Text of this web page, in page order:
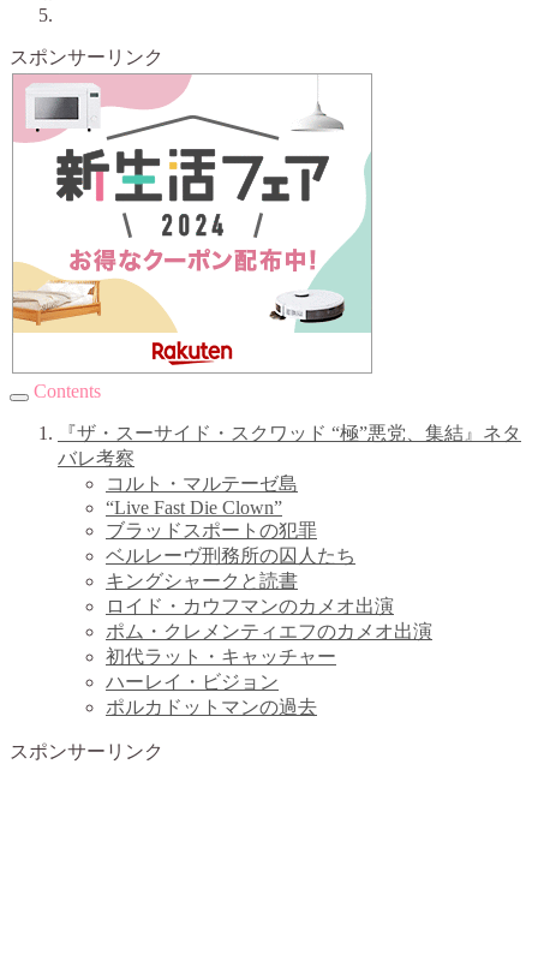
スポンサーリンク
Contents
『ザ・スーサイド・スクワッド “極”悪党、集結』ネタ
バレ考察
コルト・マルテーゼ島
“Live Fast Die Clown”
ブラッドスポートの犯罪
ベルレーヴ刑務所の囚人たち
キングシャークと読書
ロイド・カウフマンのカメオ出演
ポム・クレメンティエフのカメオ出演
初代ラット・キャッチャー
ハーレイ・ビジョン
ポルカドットマンの過去
スポンサーリンク